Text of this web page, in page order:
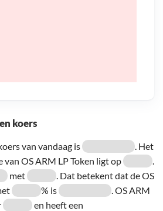
koers
van vandaag is
. Het
OS ARM LP Token ligt op
.
met
. Dat betekent dat de OS
% is
. OS ARM
en heeft een